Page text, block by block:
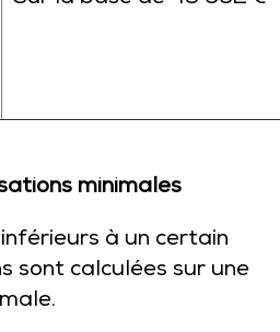
minimales
à un certain
sont calculées sur une